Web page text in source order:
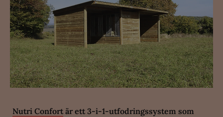
Nutri Confortär ett 3-i-1-utfodringssystem som